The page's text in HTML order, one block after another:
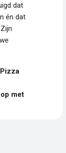
dat
én dat
met